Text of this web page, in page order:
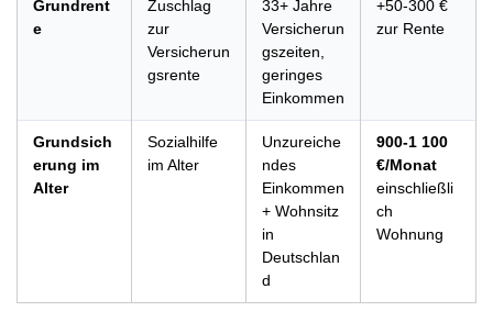
Grundrent
e
Zuschlag
zur
Versicherun
gsrente
33+ Jahre
Versicherun
gszeiten,
geringes
Einkommen
+50-300 €
zur Rente
Grundsich
erung im
Alter
Sozialhilfe
im Alter
Unzureiche
ndes
Einkommen
+ Wohnsitz
in
Deutschlan
d
900-1 100
€/Monat
einschließli
ch
Wohnung